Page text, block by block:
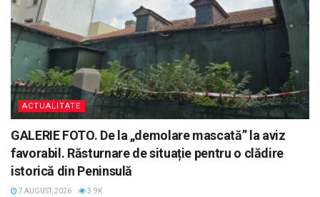
ACTUALITATE
GALERIE FOTO. De la „demolare mascată” la aviz
favorabil. Răsturnare de situație pentru o clădire
istorică din Peninsulă
7 AUGUST, 2026 3.9K